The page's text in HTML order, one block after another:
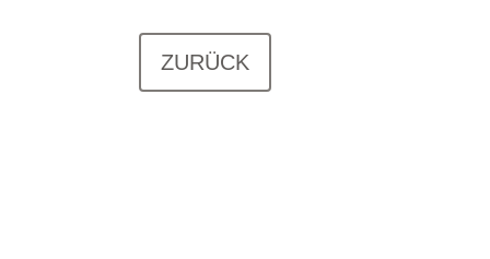
ZURÜCK